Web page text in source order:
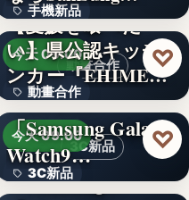
手機新品
4.1
動畫合作
今天 09:00
動畫合作
108
【愛媛を喰べた
い】県公認キッチ
ンカー『EHIMEみ
きゃん…
♡
3C新品
今天 09:00
3C新品
＜OPEN＞
「Samsung Galaxy
Watch9…
♡
＜Samsung＞